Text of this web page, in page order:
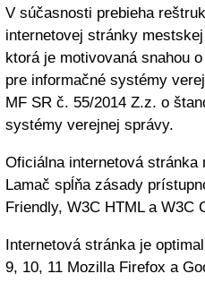
V súčasnosti prebieha
internetovej stránky
ktorá je motivovaná snahou
pre informačné systémy
MF SR č. 55/2014 Z.z. o
systémy verejnej správy.
Oficiálna internetová
Lamač spĺňa zásady
Friendly, W3C HTML a W3C
Internetová stránka je
9, 10, 11 Mozilla Firefox a